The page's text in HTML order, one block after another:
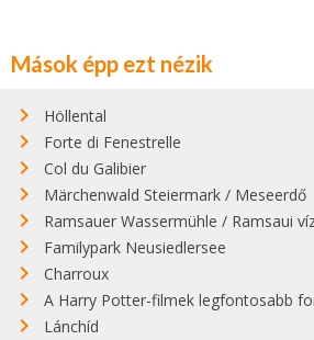
Mások épp ezt nézik
Höllental
Forte di Fenestrelle
Col du Galibier
Märchenwald Steiermark / Meseerdő
Ramsauer Wassermühle / Ramsaui
Familypark Neusiedlersee
Charroux
A Harry Potter-filmek legfontosabb
Lánchíd